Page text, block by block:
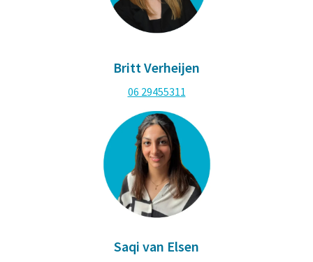
Britt Verheijen​
06 29455311
Saqi van Elsen